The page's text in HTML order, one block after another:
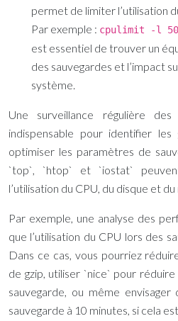
permet de limiter l’utilisation
Par exemple : cpulimit -l 50 -p
est essentiel de trouver un
des sauvegardes et l’impact
système.
Une surveillance régulière
indispensable pour identifier les
optimiser les paramètres de
`top`, `htop` et `iostat`
l’utilisation du CPU, du disque et du
Par exemple, une analyse des
que l’utilisation du CPU lors des
Dans ce cas, vous pourriez
de gzip, utiliser `nice` pour
sauvegarde, ou même envisager
sauvegarde à 10 minutes, si cela